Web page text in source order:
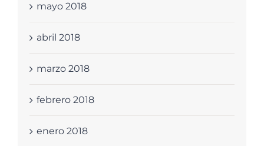
mayo 2018
abril 2018
marzo 2018
febrero 2018
enero 2018